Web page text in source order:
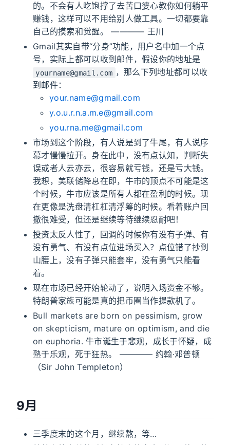
的。不会有人吃饱撑了去苦口婆心教你如何躺平
赚钱，这样可以不用给别人做工具。一切都要靠
自己的摸索和觉醒。 ———— 王川
Gmail其实自带“分身”功能，用户名中加一个点
号，实际上都可以收到邮件，假设你的地址是
yourname@gmail.com ，那么下列地址都可以收
到邮件：
your.name@gmail.com
y.o.u.r.n.a.m.e@gmail.com
you.rna.me@gmail.com
市场到这个阶段，有人说是到了牛尾，有人说序
幕才慢慢拉开。身在此中，没有点认知，判断失
误或者人云亦云，很容易就亏钱，还是亏大钱。
我想，美联储降息在即，牛市的顶点不可能是这
个时候，牛市应该是所有人都在盈利的时候。现
在更像是洗盘清杠杠清浮筹的时候。看着账户回
撤很难受，但还是继续等待继续忍耐吧！
投资太反人性了，回调的时候你有没有子弹、有
没有勇气、有没有点位进场买入？点位错了抄到
山腰上，没有子弹只能套牢，没有勇气只能看
着。
现在市场已经开始轮动了，说明入场资金不够。
特朗普家族可能是真的把币圈当作提款机了。
Bull markets are born on pessimism, grow
on skepticism, mature on optimism, and die
on euphoria. 牛市诞生于悲观，成长于怀疑，成
熟于乐观，死于狂热。 ———— 约翰·邓普顿
（Sir John Templeton）
9月
三季度末的这个月，继续熬，等…